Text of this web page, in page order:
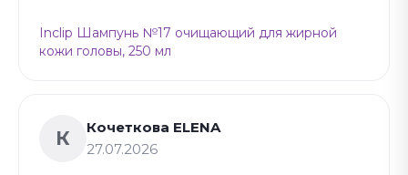
Inclip Шампунь №17 очищающий для жирной
кожи головы, 250 мл
К
Кочеткова ELENA
27.07.2026